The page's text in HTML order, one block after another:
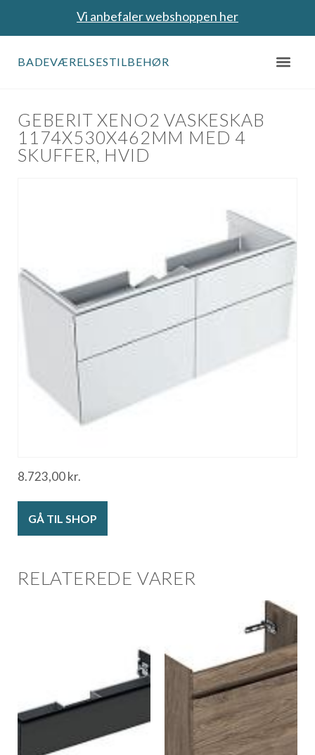
Vi anbefaler webshoppen her
BADEVÆRELSESTILBEHØR
GEBERIT XENO2 VASKESKAB
1174X530X462MM MED 4
SKUFFER, HVID
8.723,00kr.
GÅ TIL SHOP
RELATEREDE VARER